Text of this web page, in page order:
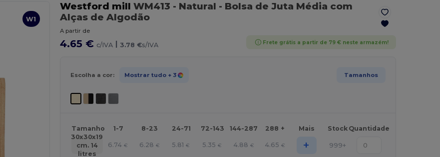
W1
Westford mill WM413 - Natural - Bolsa de Juta Média com
Alças de Algodão
A partir de
4.65 € c/IVA | 3.78 €s/IVA Frete grátis a partir de 79 € neste armazém!
Escolha a cor: Mostrar tudo + 3 Tamanhos
Tamanho 1-7 8-23 24-71 72-143 144-287 288 + Mais Stock Quantidade
30x30x19
cm. 14
litres
6.74 € 6.28 € 5.81 € 5.35 € 4.88 € 4.65 € + 999+